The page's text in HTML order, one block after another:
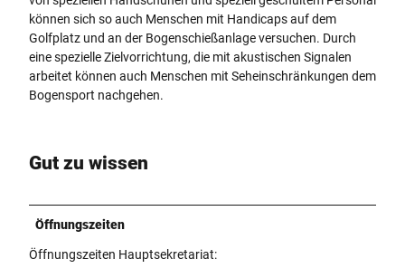
können sich so auch Menschen mit Handicaps auf dem
Golfplatz und an der Bogenschießanlage versuchen. Durch
eine spezielle Zielvorrichtung, die mit akustischen Signalen
arbeitet können auch Menschen mit Seheinschränkungen dem
Bogensport nachgehen.
Gut zu wissen
Öffnungszeiten
Öffnungszeiten Hauptsekretariat: